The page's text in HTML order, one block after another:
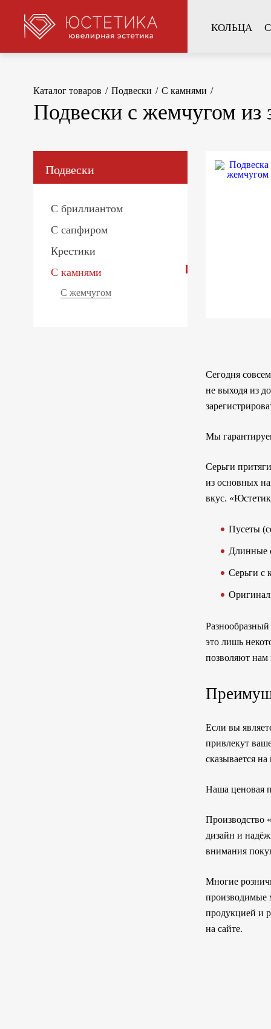
КОЛЬЦА
Каталог товаров / Подвески / С камнями /
Подвески с жемчугом из
Подвески
С бриллиантом
С сапфиром
Крестики
С камнями
С жемчугом
Сегодня
не выходя из
Мы
Серьги
из основных
вкус.
Пусеты
Длинные
Серьги с
это лишь
позволяют нам
Если вы
привлекут
сказывается
Наша ценовая
Производство
дизайн и
внимания
Многие
производимые
продукцией и
на сайте.